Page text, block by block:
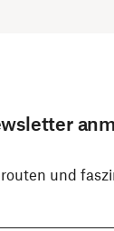
und